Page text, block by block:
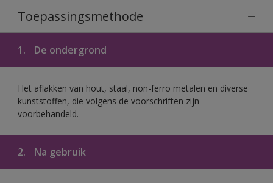
Toepassingsmethode
1. De ondergrond
Het aflakken van hout, staal, non-ferro metalen en diverse
kunststoffen, die volgens de voorschriften zijn
voorbehandeld.
2. Na gebruik